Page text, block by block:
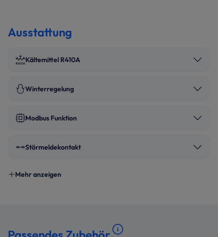
Ausstattung
Kältemittel R410A
Winterregelung
Modbus Funktion
Störmeldekontakt
Mehr anzeigen